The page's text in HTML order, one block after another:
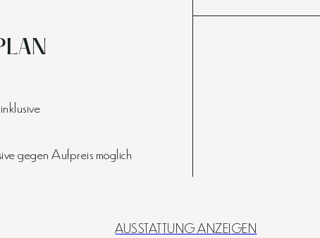
gegen Aufpreis möglich
AUSSTATTUNG ANZEIGEN